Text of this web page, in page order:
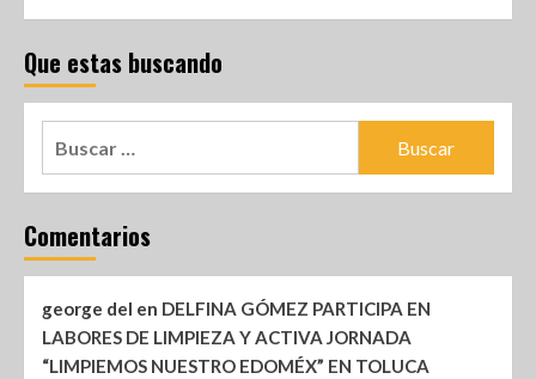
Que estas buscando
Comentarios
george del en DELFINA GÓMEZ PARTICIPA EN
LABORES DE LIMPIEZA Y ACTIVA JORNADA
“LIMPIEMOS NUESTRO EDOMÉX” EN TOLUCA